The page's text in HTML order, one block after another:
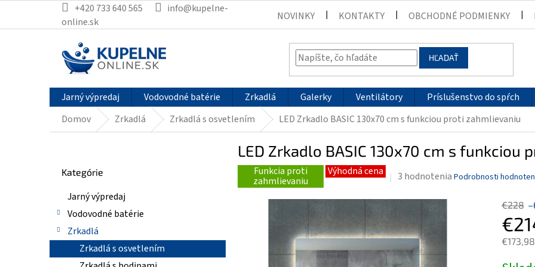
obsah
+420 733 640 565
info@kupelne-
online.sk
NOVINKY KONTAKTY OBCHODNÉ PODMIENKY
HĽADAŤ
Jarný výpredaj Vodovodné batérie Zrkadlá Galerky Ventilátory Príslušenstvo do spŕch
Domov
Zrkadlá Zrkadlá s osvetlením LED Zrkadlo BASIC 130x70 cm s funkciou proti zahmlievaniu
e
l
kategórie
Kategórie
Jarný výpredaj
Vodovodné batérie
Zrkadlá
Zrkadlá s osvetlením
LED Zrkadlo BASIC 130x70 cm s funkciou
Funkcia proti
zahmlievaniu
Výhodná cena
Priemerné
produktu
5,0
z
5
3 hodnotenia Podrobnosti
€228